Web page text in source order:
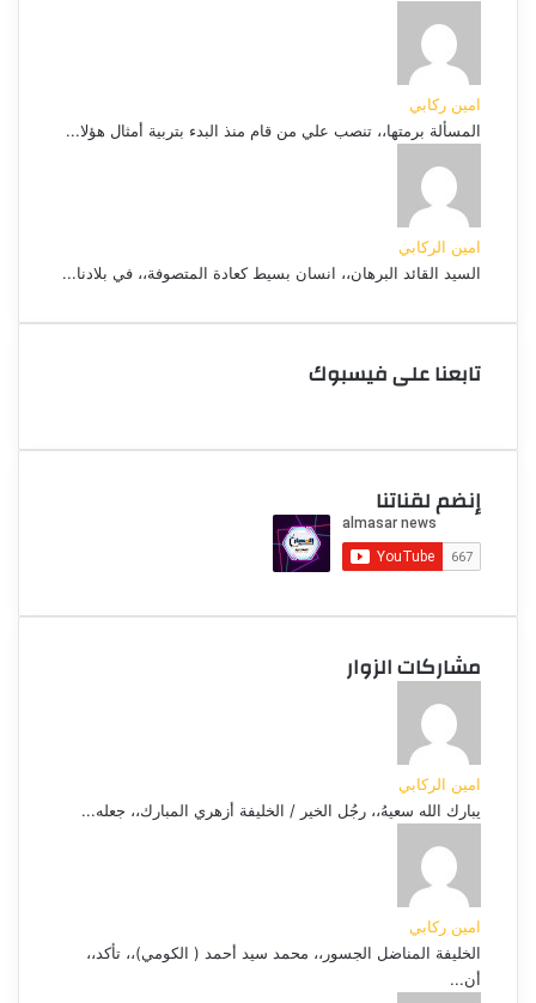
امين ركابي
المسألة برمتها،، تنصب علي من قام منذ البدء بتربية أمثال هؤلا...
امين الركابي
السيد القائد البرهان،، انسان بسيط كعادة المتصوفة،، في بلادنا...
تابعنا على فيسبوك
إنضم لقناتنا
مشاركات الزوار
امين الركابي
يبارك الله سعيهُ،، رجُل الخير / الخليفة أزهري المبارك،، جعله...
امين ركابي
الخليفة المناضل الجسور،، محمد سيد أحمد ( الكومي)،، تأكد،،
أن...